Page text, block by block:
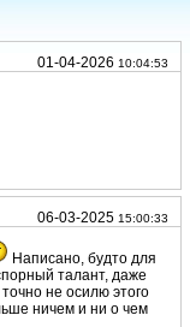
01-04-2026 10:04:53
06-03-2025 15:00:33
Написано, будто для
талант, даже
не осилю этого
ничем и ни о чем